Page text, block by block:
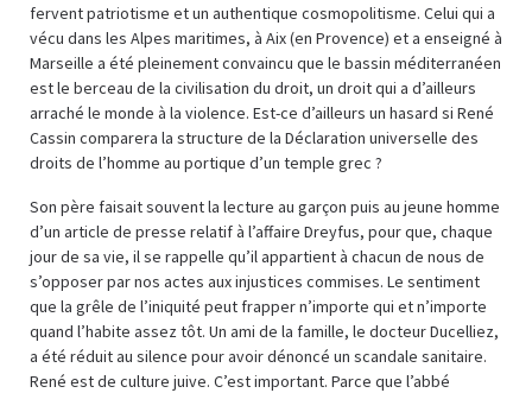
fervent patriotisme et un authentique cosmopolitisme. Celui qui a
vécu dans les Alpes maritimes, à Aix (en Provence) et a enseigné à
Marseille a été pleinement convaincu que le bassin méditerranéen
est le berceau de la civilisation du droit, un droit qui a d’ailleurs
arraché le monde à la violence. Est-ce d’ailleurs un hasard si René
Cassin comparera la structure de la Déclaration universelle des
droits de l’homme au portique d’un temple grec ?
Son père faisait souvent la lecture au garçon puis au jeune homme
d’un article de presse relatif à l’affaire Dreyfus, pour que, chaque
jour de sa vie, il se rappelle qu’il appartient à chacun de nous de
s’opposer par nos actes aux injustices commises. Le sentiment
que la grêle de l’iniquité peut frapper n’importe qui et n’importe
quand l’habite assez tôt. Un ami de la famille, le docteur Ducelliez,
a été réduit au silence pour avoir dénoncé un scandale sanitaire.
René est de culture juive. C’est important. Parce que l’abbé